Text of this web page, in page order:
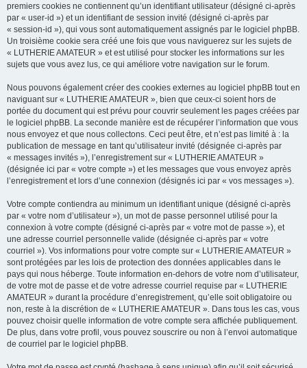
premiers cookies ne contiennent qu’un identifiant utilisateur (désigné ci-après
par « user-id ») et un identifiant de session invité (désigné ci-après par
« session-id »), qui vous sont automatiquement assignés par le logiciel phpBB.
Un troisième cookie sera créé une fois que vous naviguerez sur les sujets de
« LUTHERIE AMATEUR » et est utilisé pour stocker les informations sur les
sujets que vous avez lus, ce qui améliore votre navigation sur le forum.
Nous pouvons également créer des cookies externes au logiciel phpBB tout en
naviguant sur « LUTHERIE AMATEUR », bien que ceux-ci soient hors de
portée du document qui est prévu pour couvrir seulement les pages créées par
le logiciel phpBB. La seconde manière est de récupérer l’information que vous
nous envoyez et que nous collectons. Ceci peut être, et n’est pas limité à : la
publication de message en tant qu’utilisateur invité (désignée ci-après par
« messages invités »), l’enregistrement sur « LUTHERIE AMATEUR »
(désignée ici par « votre compte ») et les messages que vous envoyez après
l’enregistrement et lors d’une connexion (désignés ici par « vos messages »).
Votre compte contiendra au minimum un identifiant unique (désigné ci-après
par « votre nom d’utilisateur »), un mot de passe personnel utilisé pour la
connexion à votre compte (désigné ci-après par « votre mot de passe »), et
une adresse courriel personnelle valide (désignée ci-après par « votre
courriel »). Vos informations pour votre compte sur « LUTHERIE AMATEUR »
sont protégées par les lois de protection des données applicables dans le
pays qui nous héberge. Toute information en-dehors de votre nom d’utilisateur,
de votre mot de passe et de votre adresse courriel requise par « LUTHERIE
AMATEUR » durant la procédure d’enregistrement, qu’elle soit obligatoire ou
non, reste à la discrétion de « LUTHERIE AMATEUR ». Dans tous les cas, vous
pouvez choisir quelle information de votre compte sera affichée publiquement.
De plus, dans votre profil, vous pouvez souscrire ou non à l’envoi automatique
de courriel par le logiciel phpBB.